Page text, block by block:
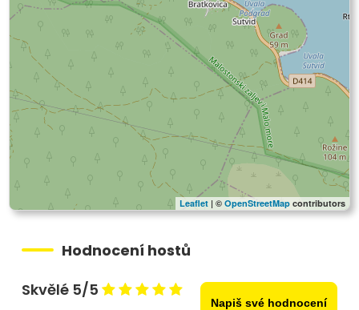
Leaflet | ©OpenStreetMap contributors
Hodnocení hostů
Skvělé 5/5
Napiš své hodnocení